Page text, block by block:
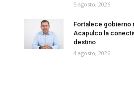
5 agosto, 2026
Fortalece gobierno
Acapulco la
destino
4 agosto, 2026